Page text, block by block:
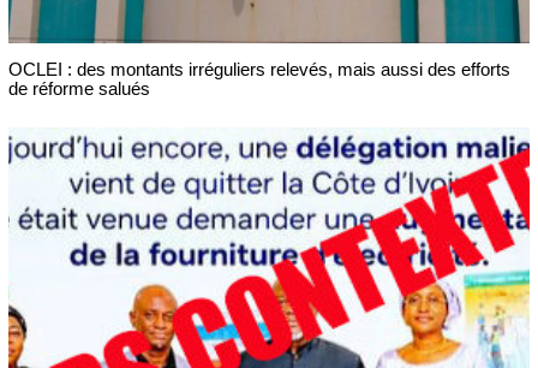
OCLEI : des montants irréguliers relevés, mais aussi des efforts
de réforme salués